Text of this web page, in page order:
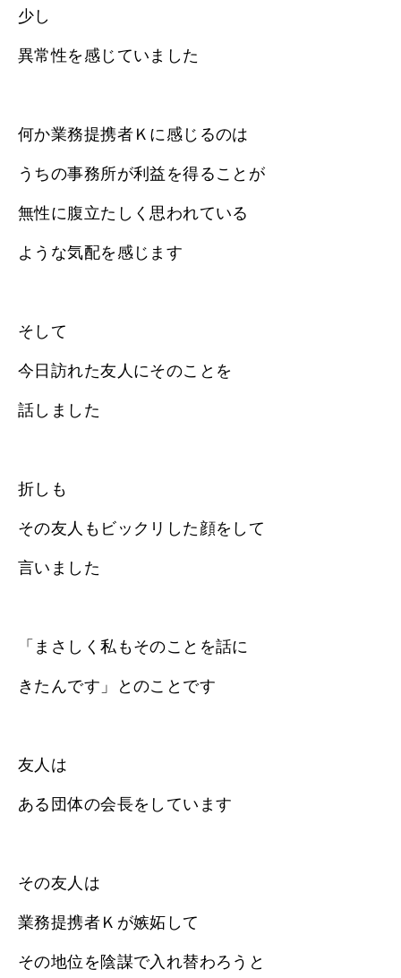
少し
異常性を感じていました
何か業務提携者Ｋに感じるのは
うちの事務所が利益を得ることが
無性に腹立たしく思われている
ような気配を感じます
そして
今日訪れた友人にそのことを
話しました
折しも
その友人もビックリした顔をして
言いました
「まさしく私もそのことを話に
きたんです」とのことです
友人は
ある団体の会長をしています
その友人は
業務提携者Ｋが嫉妬して
その地位を陰謀で入れ替わろうと